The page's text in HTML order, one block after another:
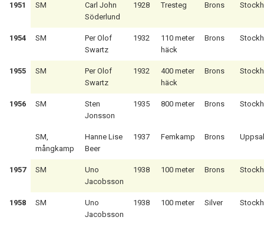
1951 SM
Carl John
Söderlund
1928 Tresteg Brons
1954 SM
Per Olof
Swartz
1932
110 meter
häck
Brons
1955 SM
Per Olof
Swartz
1932
400 meter
häck
Brons
1956 SM
Sten
Jonsson
1935 800 meter Brons
SM,
mångkamp
Hanne Lise
Beer
1937 Femkamp Brons
1957 SM
Uno
Jacobsson
1938 100 meter Brons
1958 SM
Uno
Jacobsson
1938 100 meter Silver